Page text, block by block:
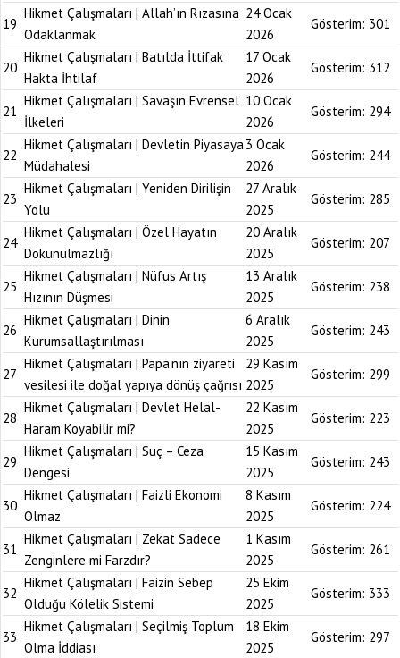
19
Hikmet Çalışmaları | Allah’ın Rızasına
Odaklanmak
24 Ocak
2026
Gösterim: 301
20
Hikmet Çalışmaları | Batılda İttifak
Hakta İhtilaf
17 Ocak
2026
Gösterim: 312
21
Hikmet Çalışmaları | Savaşın Evrensel
İlkeleri
10 Ocak
2026
Gösterim: 294
22
Hikmet Çalışmaları | Devletin Piyasaya
Müdahalesi
3 Ocak
2026
Gösterim: 244
23
Hikmet Çalışmaları | Yeniden Dirilişin
Yolu
27 Aralık
2025
Gösterim: 285
24
Hikmet Çalışmaları | Özel Hayatın
Dokunulmazlığı
20 Aralık
2025
Gösterim: 207
25
Hikmet Çalışmaları | Nüfus Artış
Hızının Düşmesi
13 Aralık
2025
Gösterim: 238
26
Hikmet Çalışmaları | Dinin
Kurumsallaştırılması
6 Aralık
2025
Gösterim: 243
27
Hikmet Çalışmaları | Papa’nın ziyareti
vesilesi ile doğal yapıya dönüş çağrısı
29 Kasım
2025
Gösterim: 299
28
Hikmet Çalışmaları | Devlet Helal-
Haram Koyabilir mi?
22 Kasım
2025
Gösterim: 223
29
Hikmet Çalışmaları | Suç – Ceza
Dengesi
15 Kasım
2025
Gösterim: 243
30
Hikmet Çalışmaları | Faizli Ekonomi
Olmaz
8 Kasım
2025
Gösterim: 224
31
Hikmet Çalışmaları | Zekat Sadece
Zenginlere mi Farzdır?
1 Kasım
2025
Gösterim: 261
32
Hikmet Çalışmaları | Faizin Sebep
Olduğu Kölelik Sistemi
25 Ekim
2025
Gösterim: 333
33
Hikmet Çalışmaları | Seçilmiş Toplum
Olma İddiası
18 Ekim
2025
Gösterim: 297